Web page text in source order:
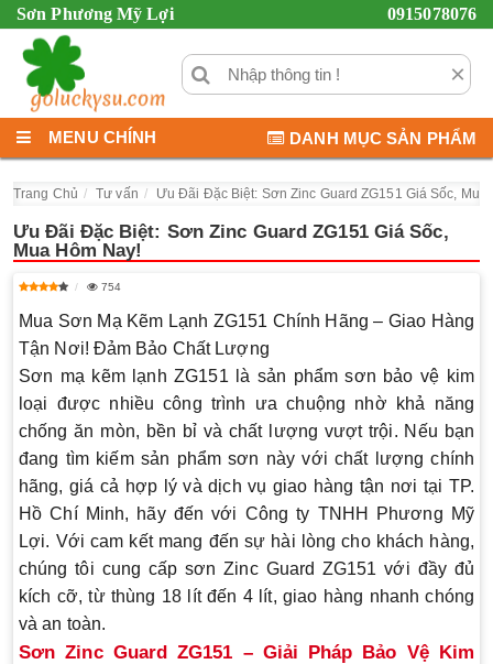
Sơn Phương Mỹ Lợi 0915078076
×
MENU CHÍNH DANH MỤC SẢN PHẨM
Trang Chủ Tư vấn Ưu Đãi Đặc Biệt: Sơn Zinc Guard ZG151 Giá Sốc, Mua
Ưu Đãi Đặc Biệt: Sơn Zinc Guard ZG151 Giá Sốc,
Mua Hôm Nay!
754
Mua Sơn Mạ Kẽm Lạnh ZG151 Chính Hãng – Giao Hàng
Tận Nơi! Đảm Bảo Chất Lượng
Sơn mạ kẽm lạnh ZG151 là sản phẩm sơn bảo vệ kim
loại được nhiều công trình ưa chuộng nhờ khả năng
chống ăn mòn, bền bỉ và chất lượng vượt trội. Nếu bạn
đang tìm kiếm sản phẩm sơn này với chất lượng chính
hãng, giá cả hợp lý và dịch vụ giao hàng tận nơi tại TP.
Hồ Chí Minh, hãy đến với Công ty TNHH Phương Mỹ
Lợi. Với cam kết mang đến sự hài lòng cho khách hàng,
chúng tôi cung cấp sơn Zinc Guard ZG151 với đầy đủ
kích cỡ, từ thùng 18 lít đến 4 lít, giao hàng nhanh chóng
và an toàn.
Sơn Zinc Guard ZG151 – Giải Pháp Bảo Vệ Kim